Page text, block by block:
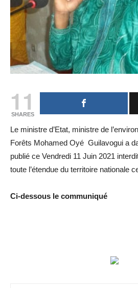
11
SHARES
Le ministre d’Etat, ministre de
Forêts Mohamed Oyé Guilavogui a
publié ce Vendredi 11 Juin 2021
toute l’étendue du territoire nationale
Ci-dessous le communiqué